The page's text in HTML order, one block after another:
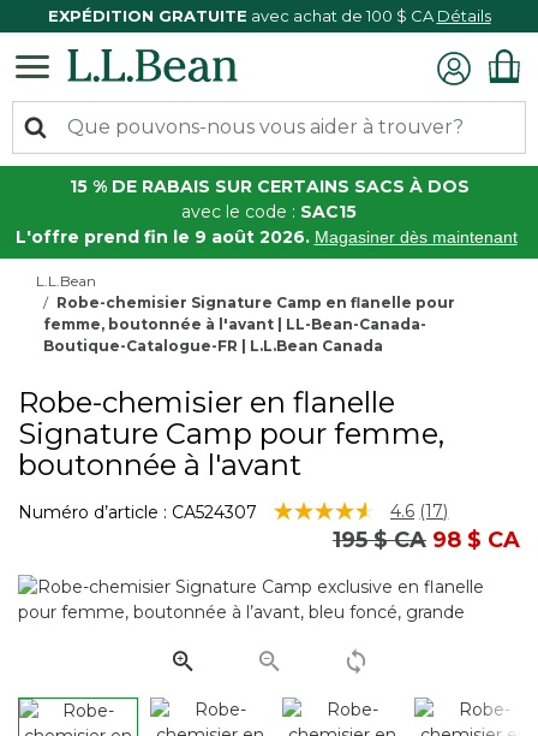
EXPÉDITION GRATUITE avec achat de 100 $ CA Détails
15 % DE RABAIS SUR CERTAINS SACS À DOS
avec le code : SAC15
L'offre prend fin le 9 août 2026. Magasiner dès maintenant
L.L.Bean
Robe-chemisier Signature Camp en flanelle pour
femme, boutonnée à l'avant | LL-Bean-Canada-
Boutique-Catalogue-FR | L.L.Bean Canada
Robe-chemisier en flanelle
Signature Camp pour femme,
boutonnée à l'avant
Numéro d’article : CA524307 4,2 sur 5 Évaluation des clients
4.6 Lire
les
Lien
vers
(17)
Prix réduit de
195 $ CAà98 $ CA